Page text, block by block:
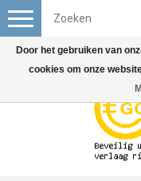
Toggle
navigation
Door het gebruiken van
cookies om onze